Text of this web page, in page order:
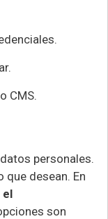
CMS.
personales.
desean. En
el
son